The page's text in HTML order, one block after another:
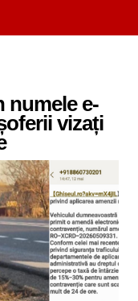
numele e-
vizați